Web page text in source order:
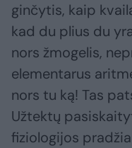
ginčytis, kaip
kad du plius du
nors žmogelis,
elementarus
nors tu ką! Tas
Užtektų
fiziologijos